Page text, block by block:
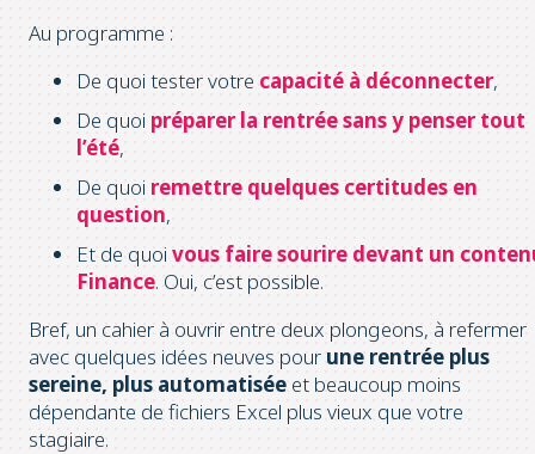
Au programme :
De quoi tester votre capacité à déconnecter,
De quoi préparer la rentrée sans y penser tout
l’été,
De quoi remettre quelques certitudes en
question,
Et de quoi vous fairesourire devant un
Finance. Oui, c’est possible.
Bref, un cahier à ouvrir entre deux plongeons, à refermer
avec quelques idées neuves pour une rentrée plus
sereine, plus automatisée et beaucoup moins
dépendante de fichiers Excel plus vieux que votre
stagiaire.